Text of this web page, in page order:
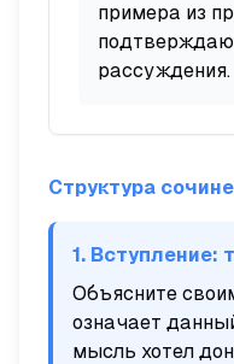
примера из
рассуждения.
Структура
1. Вступление:
Объясните
означает
мысль хотел